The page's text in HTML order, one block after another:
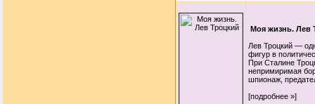
Моя жизнь. Лев
Лев Троцкий —
фигур в
При Сталине
непримиримая
шпионаж,
[подробнее »]